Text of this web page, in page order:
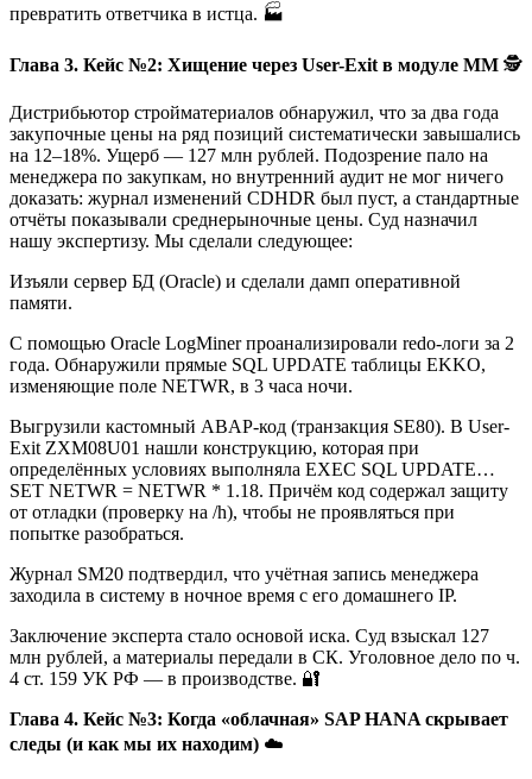
превратить ответчика в истца. 🏭
Глава 3. Кейс №2: Хищение через User-Exit в модуле MM 🕵️
Дистрибьютор стройматериалов обнаружил, что за два года
закупочные цены на ряд позиций систематически завышались
на 12–18%. Ущерб — 127 млн рублей. Подозрение пало на
менеджера по закупкам, но внутренний аудит не мог ничего
доказать: журнал изменений CDHDR был пуст, а стандартные
отчёты показывали среднерыночные цены. Суд назначил
нашу экспертизу. Мы сделали следующее:
Изъяли сервер БД (Oracle) и сделали дамп оперативной
памяти.
С помощью Oracle LogMiner проанализировали redo-логи за 2
года. Обнаружили прямые SQL UPDATE таблицы EKKO,
изменяющие поле NETWR, в 3 часа ночи.
Выгрузили кастомный ABAP-код (транзакция SE80). В User-
Exit ZXM08U01 нашли конструкцию, которая при
определённых условиях выполняла EXEC SQL UPDATE…
SET NETWR = NETWR * 1.18. Причём код содержал защиту
от отладки (проверку на /h), чтобы не проявляться при
попытке разобраться.
Журнал SM20 подтвердил, что учётная запись менеджера
заходила в систему в ночное время с его домашнего IP.
Заключение эксперта стало основой иска. Суд взыскал 127
млн рублей, а материалы передали в СК. Уголовное дело по ч.
4 ст. 159 УК РФ — в производстве. 🔐
Глава 4. Кейс №3: Когда «облачная» SAP HANA скрывает
следы (и как мы их находим) ☁️